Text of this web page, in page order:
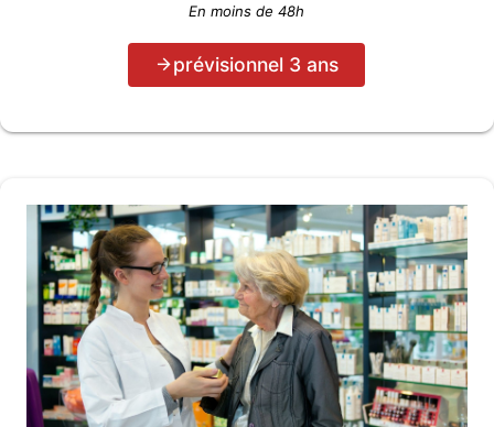
En moins de 48h
prévisionnel 3 ans